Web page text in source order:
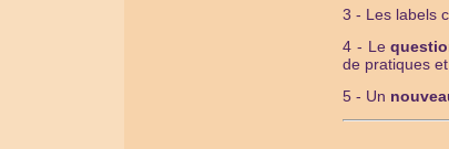
3 - Les labels
4 - Le
de pratiques
5 - Un